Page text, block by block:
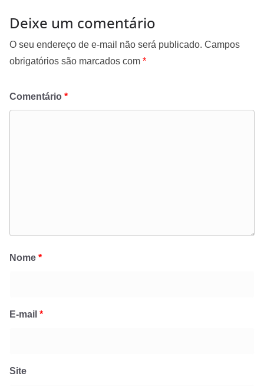
Deixe um comentário
O seu endereço de e-mail não será publicado. Campos
obrigatórios são marcados com *
Comentário *
Nome *
E-mail *
Site